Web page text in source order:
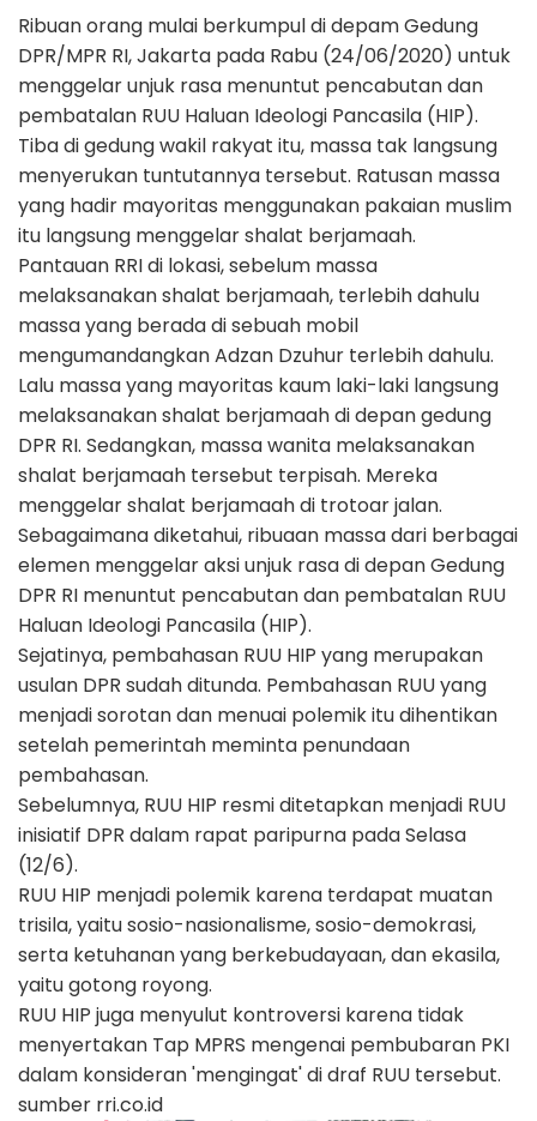
Ribuan orang mulai berkumpul di depam Gedung
DPR/MPR RI, Jakarta pada Rabu (24/06/2020) untuk
menggelar unjuk rasa menuntut pencabutan dan
pembatalan RUU Haluan Ideologi Pancasila (HIP).
Tiba di gedung wakil rakyat itu, massa tak langsung
menyerukan tuntutannya tersebut. Ratusan massa
yang hadir mayoritas menggunakan pakaian muslim
itu langsung menggelar shalat berjamaah.
Pantauan RRI di lokasi, sebelum massa
melaksanakan shalat berjamaah, terlebih dahulu
massa yang berada di sebuah mobil
mengumandangkan Adzan Dzuhur terlebih dahulu.
Lalu massa yang mayoritas kaum laki-laki langsung
melaksanakan shalat berjamaah di depan gedung
DPR RI. Sedangkan, massa wanita melaksanakan
shalat berjamaah tersebut terpisah. Mereka
menggelar shalat berjamaah di trotoar jalan.
Sebagaimana diketahui, ribuaan massa dari berbagai
elemen menggelar aksi unjuk rasa di depan Gedung
DPR RI menuntut pencabutan dan pembatalan RUU
Haluan Ideologi Pancasila (HIP).
Sejatinya, pembahasan RUU HIP yang merupakan
usulan DPR sudah ditunda. Pembahasan RUU yang
menjadi sorotan dan menuai polemik itu dihentikan
setelah pemerintah meminta penundaan
pembahasan.
Sebelumnya, RUU HIP resmi ditetapkan menjadi RUU
inisiatif DPR dalam rapat paripurna pada Selasa
(12/6).
RUU HIP menjadi polemik karena terdapat muatan
trisila, yaitu sosio-nasionalisme, sosio-demokrasi,
serta ketuhanan yang berkebudayaan, dan ekasila,
yaitu gotong royong.
RUU HIP juga menyulut kontroversi karena tidak
menyertakan Tap MPRS mengenai pembubaran PKI
dalam konsideran 'mengingat' di draf RUU tersebut.
sumber rri.co.id